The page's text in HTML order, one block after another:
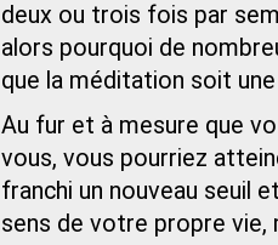
deux ou trois fois par
alors pourquoi de
que la méditation soit
Au fur et à mesure que
vous, vous pourriez
franchi un nouveau seuil
sens de votre propre vie,